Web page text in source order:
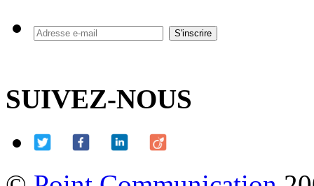
SUIVEZ-NOUS